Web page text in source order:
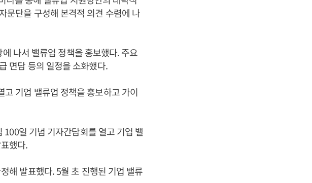
문단을 구성해 본격적 의견 수렴에 나
나서 밸류업 정책을 홍보했다. 주요
면담 등의 일정을 소화했다.
고 기업 밸류업 정책을 홍보하고 가이
일 기념 기자간담회를 열고 기업 밸
했다.
해 발표했다. 5월 초 진행된 기업 밸류